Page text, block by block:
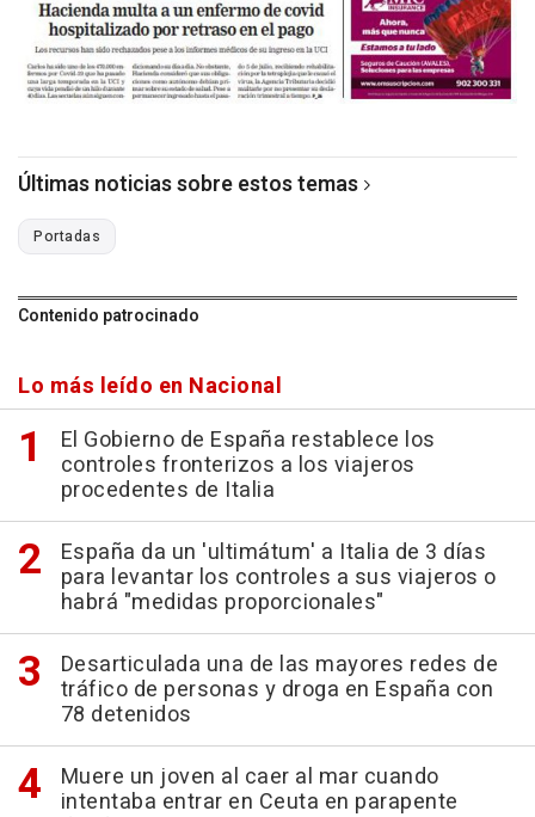
Últimas noticias sobre estos temas
Portadas
Contenido patrocinado
Lo más leído en Nacional
El Gobierno de España restablece los
controles fronterizos a los viajeros
procedentes de Italia
España da un 'ultimátum' a Italia de 3 días
para levantar los controles a sus viajeros o
habrá "medidas proporcionales"
Desarticulada una de las mayores redes de
tráfico de personas y droga en España con
78 detenidos
Muere un joven al caer al mar cuando
intentaba entrar en Ceuta en parapente